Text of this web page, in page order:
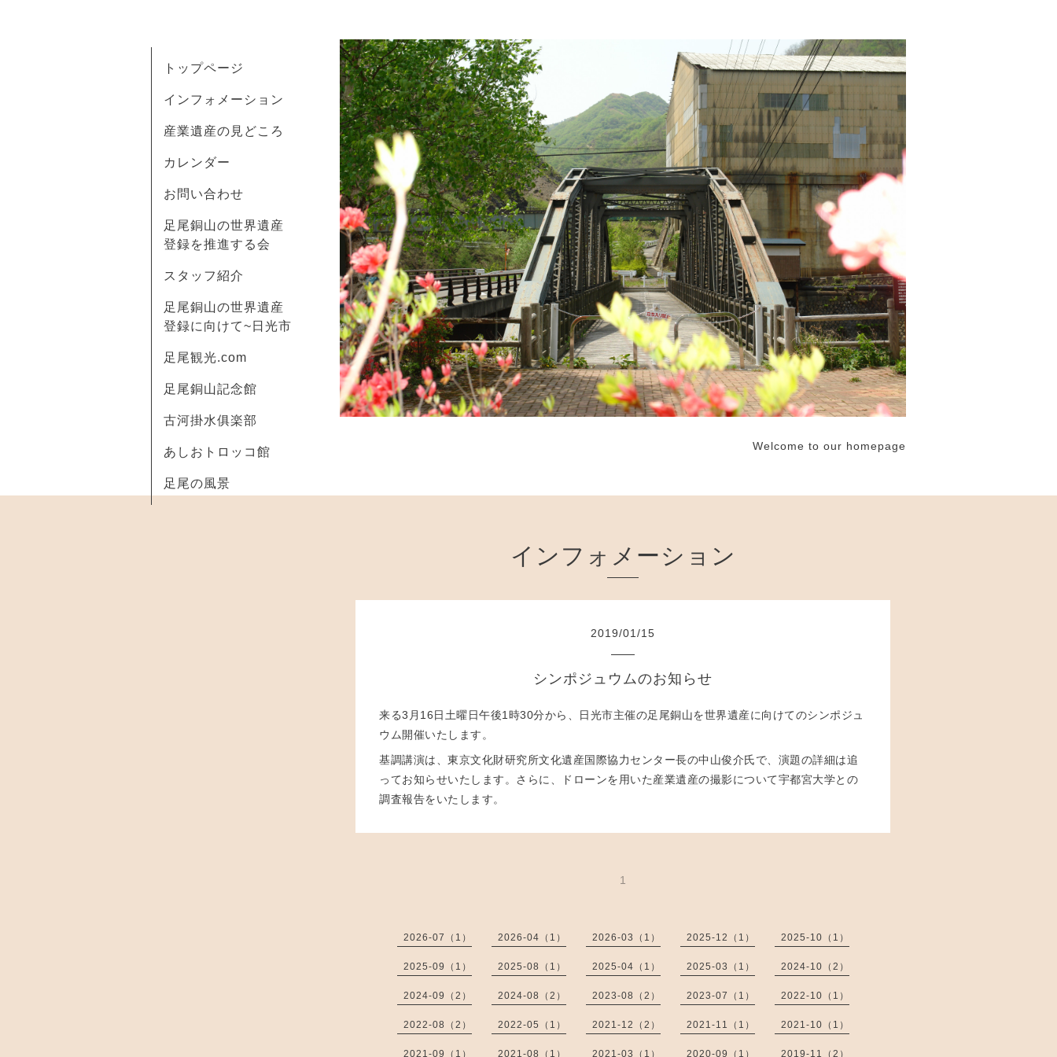
Welcome to our homepage
トップページ
インフォメーション
産業遺産の見どころ
カレンダー
お問い合わせ
足尾銅山の世界遺産
登録を推進する会
スタッフ紹介
足尾銅山の世界遺産
登録に向けて~日光市
足尾観光.com
足尾銅山記念館
古河掛水俱楽部
あしおトロッコ館
足尾の風景
インフォメーション
2019/01 /15
シンポジュウムのお知らせ
来る3月16日土曜日午後1時30分から、日光市主催の足尾銅山を世界遺産に向けてのシンポジュ
ウム開催いたします。
基調講演は、東京文化財研究所文化遺産国際協力センター長の中山俊介氏で、演題の詳細は追
ってお知らせいたします。さらに、ドローンを用いた産業遺産の撮影について宇都宮大学との
調査報告をいたします。
1
2026-07（1） 2026-04（1） 2026-03（1） 2025-12（1） 2025-10（1）
2025-09（1） 2025-08（1） 2025-04（1） 2025-03（1） 2024-10（2）
2024-09（2） 2024-08（2） 2023-08（2） 2023-07（1） 2022-10（1）
2022-08（2） 2022-05（1） 2021-12（2） 2021-11（1） 2021-10（1）
2021-09（1） 2021-08（1） 2021-03（1） 2020-09（1） 2019-11（2）